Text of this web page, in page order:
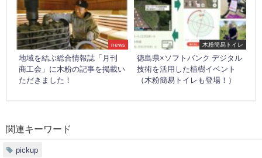
news
地域を結ぶ総合情報誌「月刊
商工会」に木粉の記事を掲載い
ただきました！
木粉簡易トイレ
徳島県×ソフトバンク デジタル
技術を活用した植樹イベント
（木粉簡易トイレも登場！）
関連キーワード
pickup